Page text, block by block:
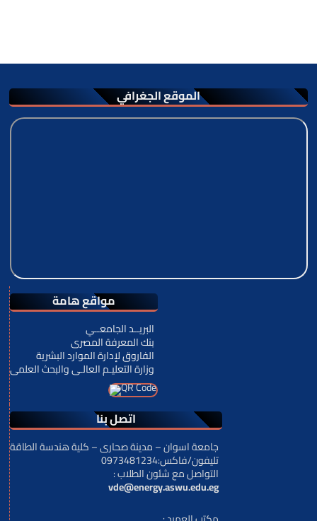
الموقع الجغرافي
مواقع هامة
البريــد الجامعــي
بنك المعرفة المصرى
الفاروق لإدارة الموارد البشرية
وزارة التعليـم العالـى والبحث العلمى
اتصل بنا
جامعة اسوان – مدينة صحارى – كلية هندسة الطاقة
تليفون/فاكس:0973481234
: التواصل مع شئون الطلاب
vde@energy.aswu.edu.eg